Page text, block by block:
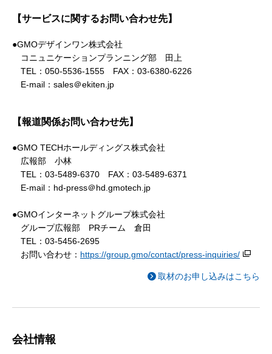
【サービスに関するお問い合わせ先】
●GMOデザインワン株式会社
コニュニケーションプランニング部 田上
TEL：050-5536-1555 FAX：03-6380-6226
E-mail：sales＠ekiten.jp
【報道関係お問い合わせ先】
●GMO TECHホールディングス株式会社
広報部 小林
TEL：03-5489-6370 FAX：03-5489-6371
E-mail：hd-press＠hd.gmotech.jp
●GMOインターネットグループ株式会社
グループ広報部 PRチーム 倉田
TEL：03-5456-2695
お問い合わせ： https://group.gmo/contact/press-inquiries/
取材のお申し込みはこちら
会社情報